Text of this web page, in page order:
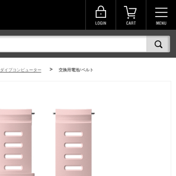
ダイブコンピューター > 交換用電池/ベルト